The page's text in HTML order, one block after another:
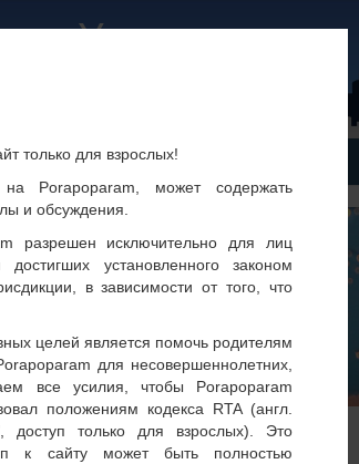
только для взрослых!
на Porapoparam, может содержать
и обсуждения.
разрешен исключительно для лиц
установленного законом
в зависимости от того, что
целей является помочь родителям
для несовершеннолетних,
все усилия, чтобы Porapoparam
положениям кодекса RTA (англ.
доступ только для взрослых). Это
к сайту может быть полностью
в Украине
Фото пользователей